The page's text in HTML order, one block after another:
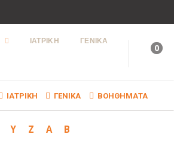
ΙΑΤΡΙΚΗ ΓΕΝΙΚΑ
0
ΙΑΤΡΙΚΗ ΓΕΝΙΚΑ ΒΟΗΘΗΜΑΤΑ
Y Z Α
Β